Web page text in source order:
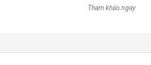
Tham khảo ngay